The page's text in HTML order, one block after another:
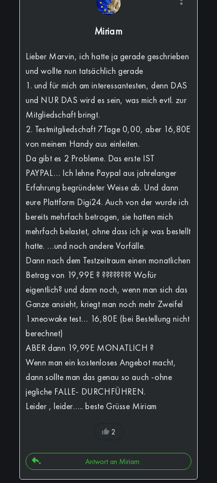
Miriam
Lieber Marvin, ich hatte ja gerade geschrieben
und wollte nun tatsächlich gerade
1. und für mich am interessantesten, denn DAS
und NUR DAS wird es sein, was mich evtl. zur
Mitgliedschaft bringt.
2. Testmitgliedschaft 7Tage 0,00, aber 16,80E
von meinem Handy aus einleiten.
Da gibt es 2 Probleme. Das erste IST
PAYPAL… Ich lehne Paypal aus jahrelanger
Erfahrung begründeter Weise ab. Und dann
eure Plattform Digi24. Auch von der wurde ich
bereits mehrfach betrogen, sie hatten mich
mehrfach belastet, ohne dass ich je was bestellt
hatte. …und noch andere Vorfälle.
Dann nach dem Testzeitraum einen monatlichen
Betrag von 19,99E ? ???????? Wofür
eigentlich? und dann noch, wenn man sich das
Ganze ansieht, kriegt man noch mehr Zweifel
1xneowake test… 16,80E (bei Bestellung nicht
berechnet)
ABER dann 19,99E MONATLICH ?
Wenn man ein kostenloses Angebot macht,
dann sollte man das genau so auch -ohne
jegliche FALLE- DURCHFÜHREN.
Leider , leider….. beste Grüsse Miriam
2
Antwort an Miriam